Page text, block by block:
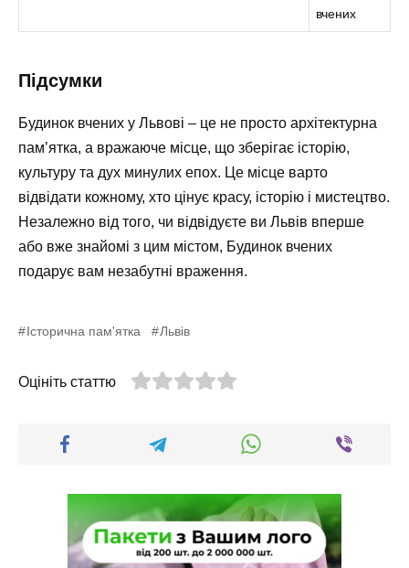
Підсумки
Будинок вчених у Львові – це не просто архітектурна
пам’ятка, а вражаюче місце, що зберігає історію,
культуру та дух минулих епох. Це місце варто
відвідати кожному, хто цінує красу, історію і мистецтво.
Незалежно від того, чи відвідуєте ви Львів вперше
або вже знайомі з цим містом, Будинок вчених
подарує вам незабутні враження.
Історична пам'ятка Львів
Оцініть статтю